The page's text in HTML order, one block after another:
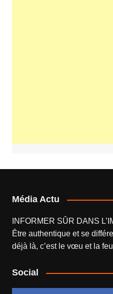
Média Actu
INFORMER SÛR DANS
Être authentique et se
déjà là, c’est le vœu et la
Social